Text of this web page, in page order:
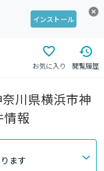
インストール
お気に入り 閲覧履歴
川県横浜市神
報
ます